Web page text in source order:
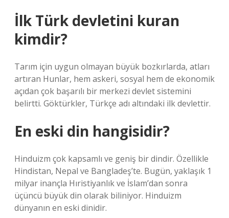
İlk Türk devletini kuran
kimdir?
Tarım için uygun olmayan büyük bozkırlarda, atları
artıran Hunlar, hem askeri, sosyal hem de ekonomik
açıdan çok başarılı bir merkezi devlet sistemini
belirtti. Göktürkler, Türkçe adı altındaki ilk devlettir.
En eski din hangisidir?
Hinduizm çok kapsamlı ve geniş bir dindir. Özellikle
Hindistan, Nepal ve Bangladeş’te. Bugün, yaklaşık 1
milyar inançla Hıristiyanlık ve İslam’dan sonra
üçüncü büyük din olarak biliniyor. Hinduizm
dünyanın en eski dinidir.